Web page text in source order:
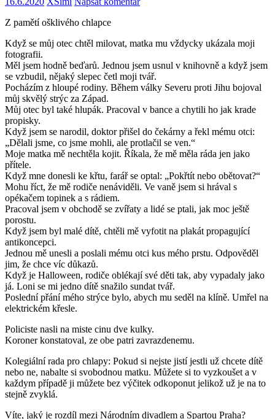
Z pamětí ošklivého chlapce
Když se můj otec chtěl milovat, matka mu vždycky ukázala moji
fotografii.
Měl jsem hodně beďarů. Jednou jsem usnul v knihovně a když jsem
se vzbudil, nějaký slepec četl moji tvář.
Pocházím z hloupé rodiny. Během války Severu proti Jihu bojoval
můj skvělý strýc za Západ.
Můj otec byl také hlupák. Pracoval v bance a chytili ho jak krade
propisky.
Když jsem se narodil, doktor přišel do čekárny a řekl mému otci:
„Dělali jsme, co jsme mohli, ale protlačil se ven.“
Moje matka mě nechtěla kojit. Říkala, že mě měla ráda jen jako
přítele.
Když mne donesli ke křtu, farář se optal: „Pokřtít nebo obětovat?“
Mohu říct, že mě rodiče nenáviděli. Ve vaně jsem si hrával s
opékačem topinek a s rádiem.
Pracoval jsem v obchodě se zvířaty a lidé se ptali, jak moc ještě
porostu.
Když jsem byl malé dítě, chtěli mě vyfotit na plakát propagující
antikoncepci.
Jednou mě unesli a poslali mému otci kus mého prstu. Odpověděl
jim, že chce víc důkazů.
Když je Halloween, rodiče oblékají své děti tak, aby vypadaly jako
já. Loni se mi jedno dítě snažilo sundat tvář.
Poslední přání mého strýce bylo, abych mu seděl na klíně. Umřel na
elektrickém křesle.
Policiste nasli na miste cinu dve kulky.
Koroner konstatoval, ze obe patri zavrazdenemu.
Kolegiální rada pro chlapy: Pokud si nejste jistí jestli už chcete dítě
nebo ne, nabalte si svobodnou matku. Můžete si to vyzkoušet a v
každym případě ji můžete bez výčitek odkoponut jelikož už je na to
stejně zvyklá.
Víte, jaký je rozdíl mezi Národním divadlem a Spartou Praha?